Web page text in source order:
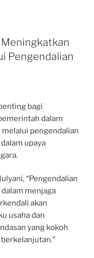
Pengendalian
bagi
dalam
pengendalian
upaya
“Pengendalian
menjaga
akan
usaha dan
yang kokoh